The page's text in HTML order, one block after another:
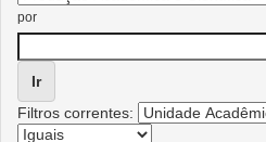
por
Filtros correntes: